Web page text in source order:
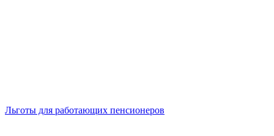
Льготы для работающих пенсионеров